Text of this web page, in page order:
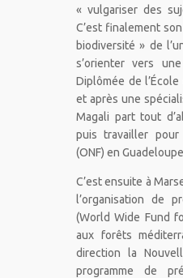
« vulgariser des
C’est finalement
biodiversité » de
s’orienter vers
Diplômée de
et après une
Magali part tout
puis travailler
(ONF) en
C’est ensuite à
l’organisation de
(World Wide Fund
aux forêts
direction la
programme de